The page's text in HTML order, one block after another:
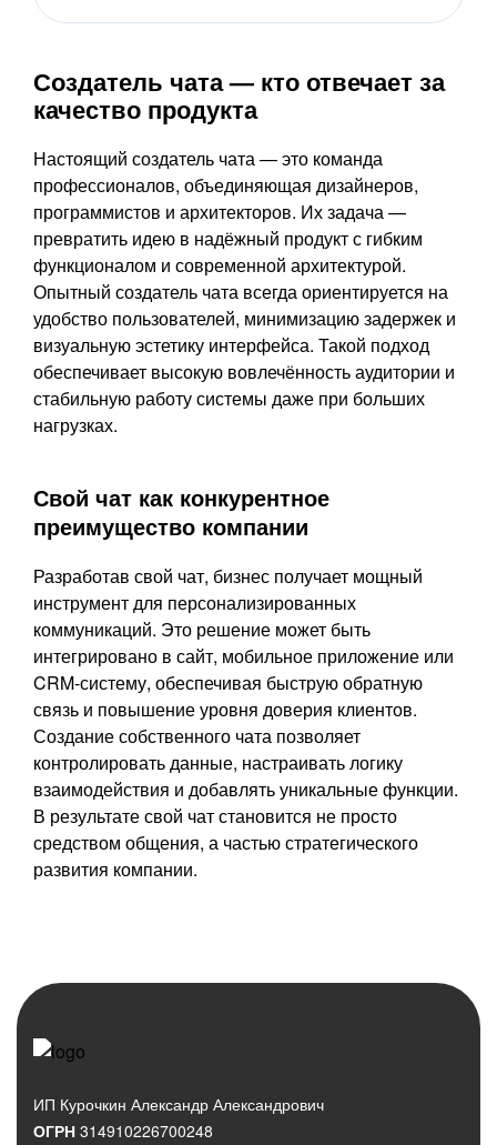
Создатель чата — кто отвечает за
качество продукта
Настоящий создатель чата — это команда
профессионалов, объединяющая дизайнеров,
программистов и архитекторов. Их задача —
превратить идею в надёжный продукт с гибким
функционалом и современной архитектурой.
Опытный создатель чата всегда ориентируется на
удобство пользователей, минимизацию задержек и
визуальную эстетику интерфейса. Такой подход
обеспечивает высокую вовлечённость аудитории и
стабильную работу системы даже при больших
нагрузках.
Свой чат как конкурентное
преимущество компании
Разработав свой чат, бизнес получает мощный
инструмент для персонализированных
коммуникаций. Это решение может быть
интегрировано в сайт, мобильное приложение или
CRM-систему, обеспечивая быструю обратную
связь и повышение уровня доверия клиентов.
Создание собственного чата позволяет
контролировать данные, настраивать логику
взаимодействия и добавлять уникальные функции.
В результате свой чат становится не просто
средством общения, а частью стратегического
развития компании.
ИП Курочкин Александр Александрович
ОГРН 314910226700248